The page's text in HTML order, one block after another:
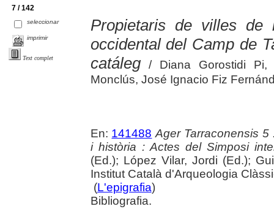
7 / 142
seleccionar
imprimir
Text complet
Propietaris de villes de
occidental del Camp de
catáleg/ Diana Gorostidi Pi,
Monclús, José Ignacio Fiz
En: 141488 Ager Tarraconensis
i història : Actes del Simposi
(Ed.); López Vilar, Jordi (Ed.);
Institut Català d'Arqueologia
(L'epigrafia)
Bibliografia.